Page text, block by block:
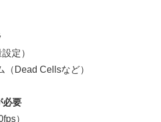
定）
（Dead Cellsなど）
必要
）